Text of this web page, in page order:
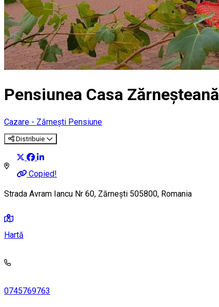
Pensiunea Casa Zărneșteană
Cazare - Zărnești Pensiune
Distribuie
Copied!
Strada Avram Iancu Nr 60, Zărnești 505800, Romania
Hartă
0745769763